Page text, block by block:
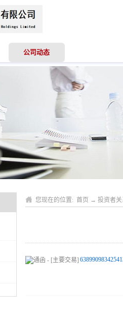
公司动态
您现在的位置: 首页 → 投资者